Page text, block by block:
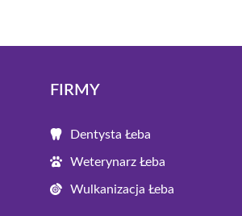
FIRMY
Dentysta Łeba
Weterynarz Łeba
Wulkanizacja Łeba